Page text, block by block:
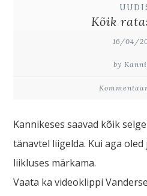
Kõik
16/04/
by
Kannikeses saavad kõik
tänavtel liigelda. Kui aga oled
liikluses märkama.
Vaata ka videoklippi